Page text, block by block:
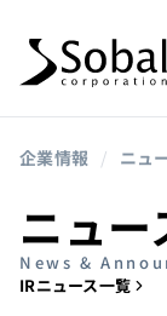
企業情報 / ニュ
ニュ
News &
IRニュース一覧